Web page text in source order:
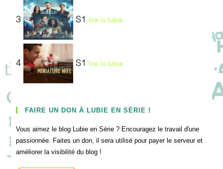
3 S1 lire la lubie
4 S1 lire la lubie
FAIRE UN DON À LUBIE EN SÉRIE !
Vous aimez le blog Lubie en Série ? Encouragez le travail d'une
passionnée. Faites un don, il sera utilisé pour payer le serveur et
améliorer la visibilité du blog !